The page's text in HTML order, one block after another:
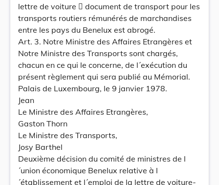
lettre de voiture  document de transport pour les
transports routiers rémunérés de marchandises
entre les pays du Benelux est abrogé.
Art. 3. Notre Ministre des Affaires Etrangères et
Notre Ministre des Transports sont chargés,
chacun en ce qui le concerne, de l´exécution du
présent règlement qui sera publié au Mémorial.
Palais de Luxembourg, le 9 janvier 1978.
Jean
Le Ministre des Affaires Etrangères,
Gaston Thorn
Le Ministre des Transports,
Josy Barthel
Deuxième décision du comité de ministres de l
´union économique Benelux relative à l
´établissement et l´emploi de la lettre de voiture-